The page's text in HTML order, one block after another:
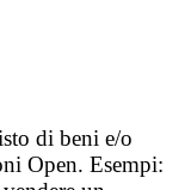
di beni e/o
Open. Esempi: